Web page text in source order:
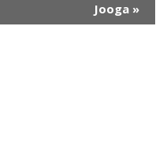
Jooga »